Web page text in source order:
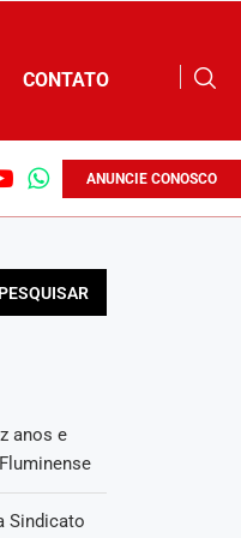
CONTATO
ANUNCIE CONOSCO
PESQUISAR
anos e
Sindicato